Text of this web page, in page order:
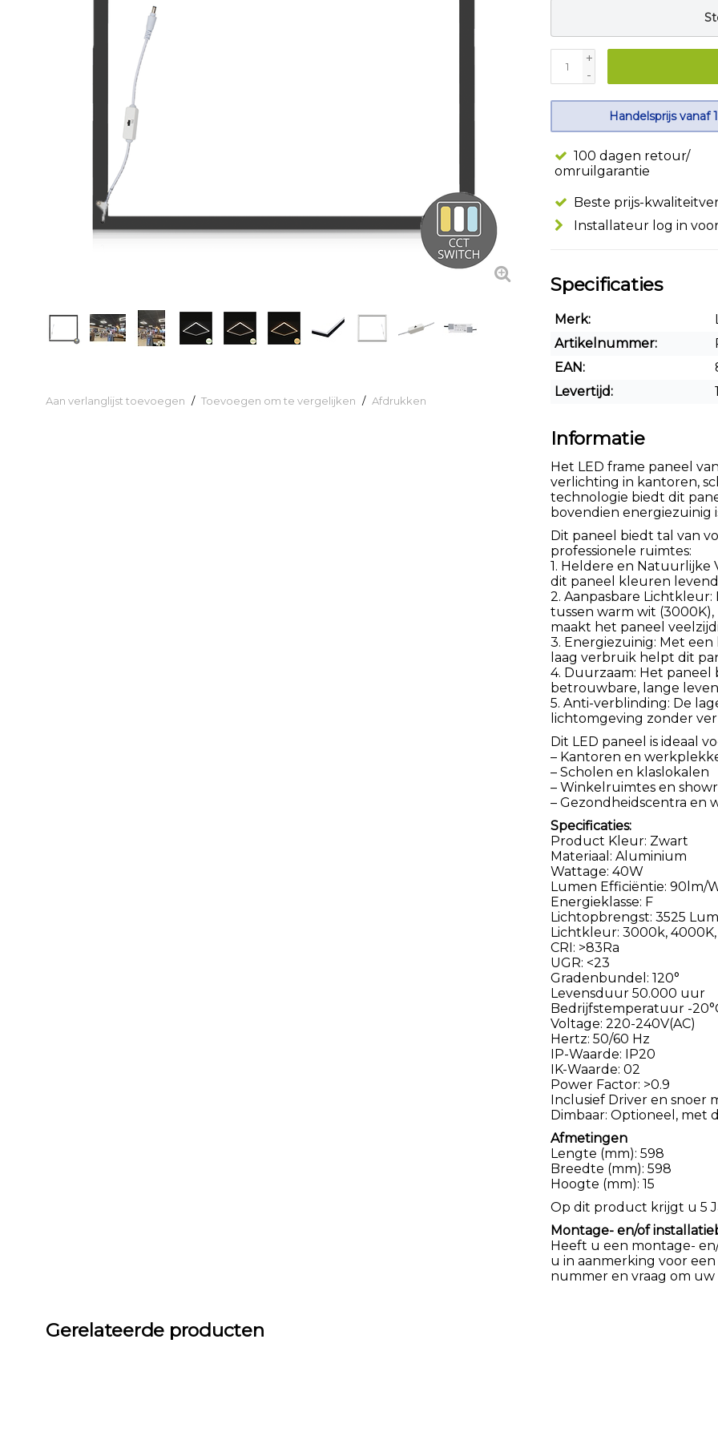
Aan verlanglijst toevoegen / Toevoegen om te vergelijken / Afdrukken
+
-
Handelsprijs vanaf
100 dagen retour/
omruilgarantie
Beste prijs-
Installateur log in
Specificaties
Merk:
Artikelnummer:
EAN:
Levertijd:
Informatie
Het LED frame paneel
verlichting in kantoren,
technologie biedt dit
bovendien energiezuinig
Dit paneel biedt tal van
professionele ruimtes:
1. Heldere en Natuurlijke
dit paneel kleuren
2. Aanpasbare
tussen warm wit
maakt het paneel
3. Energiezuinig: Met
laag verbruik helpt dit
4. Duurzaam: Het paneel
betrouwbare, lange
5. Anti-verblinding: De
lichtomgeving zonder
Dit LED paneel is ideaal
– Kantoren en
– Scholen en klaslokalen
– Winkelruimtes en
– Gezondheidscentra en
Specificaties:
Product Kleur: Zwart
Materiaal: Aluminium
Wattage: 40W
Lumen Efficiëntie: 90lm/
Energieklasse: F
Lichtopbrengst: 3525
Lichtkleur: 3000k,
CRI: >83Ra
UGR: <23
Gradenbundel: 120°
Levensduur 50.000 uur
Bedrijfstemperatuur -
Voltage: 220-240V(AC)
Hertz: 50/60 Hz
IP-Waarde: IP20
IK-Waarde: 02
Power Factor: >0.9
Inclusief Driver en snoer
Dimbaar: Optioneel, met
Afmetingen
Lengte (mm): 598
Breedte (mm): 598
Hoogte (mm): 15
Op dit product krijgt u 5
Montage- en/of
Heeft u een montage-
u in aanmerking voor
nummer en vraag om
Gerelateerde producten